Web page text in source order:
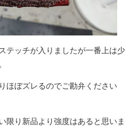
テッチが入りましたが一番上は少
ほぼズレるのでご勘弁ください
限り新品より強度はあると思いま